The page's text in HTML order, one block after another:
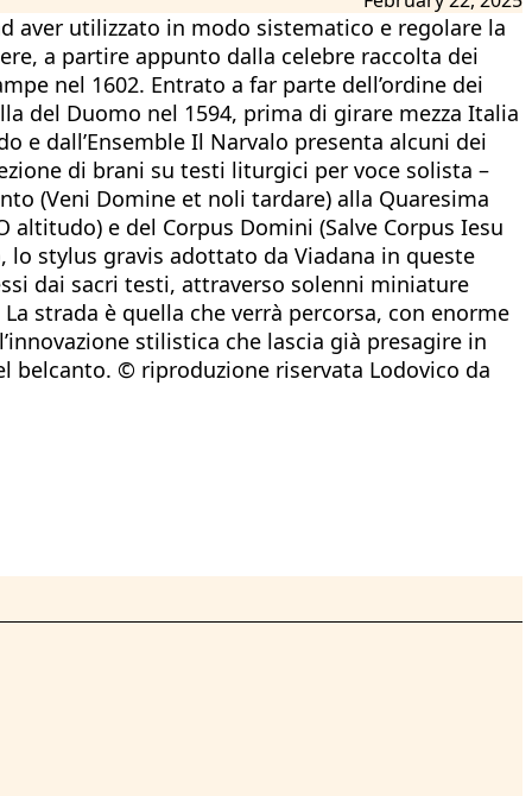
aver utilizzato in modo sistematico e regolare la
a partire appunto dalla celebre raccolta dei
nel 1602. Entrato a far parte dell’ordine dei
del Duomo nel 1594, prima di girare mezza Italia
e dall’Ensemble Il Narvalo presenta alcuni dei
di brani su testi liturgici per voce solista –
(Veni Domine et noli tardare) alla Quaresima
altitudo) e del Corpus Domini (Salve Corpus Iesu
stylus gravis adottato da Viadana in queste
dai sacri testi, attraverso solenni miniature
strada è quella che verrà percorsa, con enorme
stilistica che lascia già presagire in
belcanto. © riproduzione riservata Lodovico da